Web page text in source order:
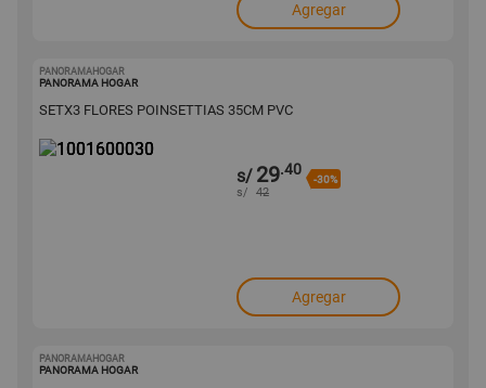
Agregar
PANORAMAHOGAR
PANORAMA HOGAR
SETX3 FLORES POINSETTIAS 35CM PVC
s/ 29.40
-30%
s/ 42
Agregar
PANORAMAHOGAR
PANORAMA HOGAR